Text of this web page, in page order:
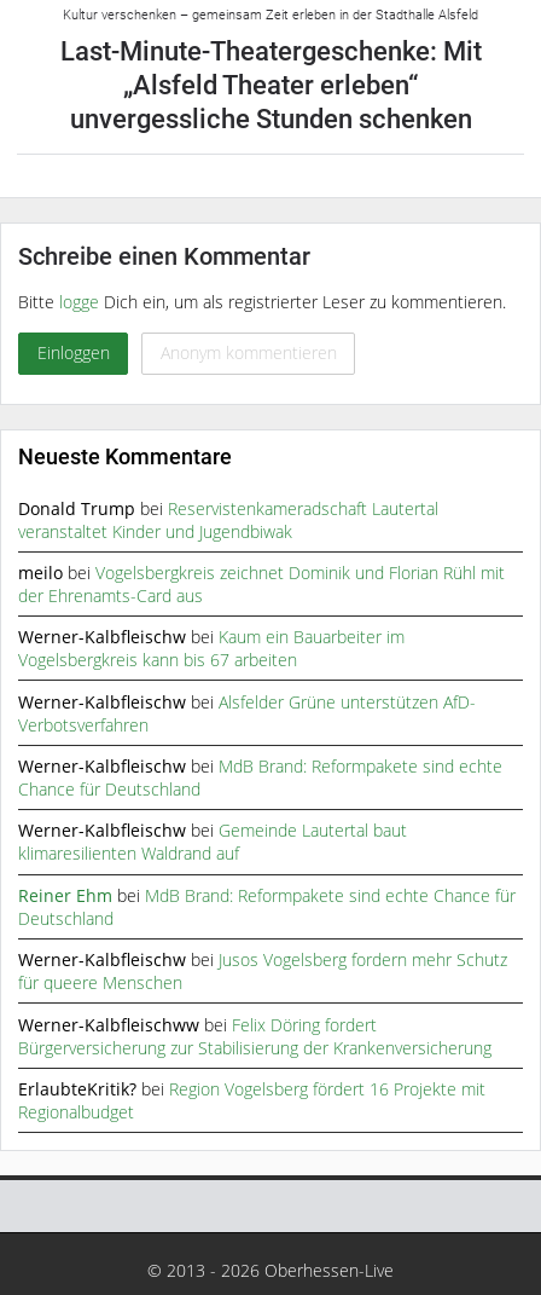
Kultur verschenken – gemeinsam Zeit erleben in der Stadthalle Alsfeld
Last-Minute-Theatergeschenke: Mit
„Alsfeld Theater erleben“
unvergessliche Stunden schenken
Schreibe einen Kommentar
Bitte logge Dich ein, um als registrierter Leser zu kommentieren.
Einloggen Anonym kommentieren
Neueste Kommentare
Donald Trump bei Reservistenkameradschaft Lautertal
veranstaltet Kinder und Jugendbiwak
meilo beiVogelsbergkreis zeichnet Dominik und Florian Rühl mit
der Ehrenamts-Card aus
Werner-Kalbfleischw bei Kaum ein Bauarbeiter im
Vogelsbergkreis kann bis 67 arbeiten
Werner-Kalbfleischw beiAlsfelder Grüne unterstützen AfD-
Verbotsverfahren
Werner-Kalbfleischw bei MdB Brand: Reformpakete sind echte
Chance für Deutschland
Werner-Kalbfleischw bei Gemeinde Lautertal baut
klimaresilienten Waldrand auf
Reiner Ehm bei MdB Brand: Reformpakete sind echte Chance für
Deutschland
Werner-Kalbfleischw bei Jusos Vogelsberg fordern mehr Schutz
für queere Menschen
Werner-Kalbfleischww bei Felix Döring fordert
Bürgerversicherung zur Stabilisierung der Krankenversicherung
ErlaubteKritik? bei Region Vogelsberg fördert 16 Projekte mit
Regionalbudget
© 2013 - 2026 Oberhessen-Live